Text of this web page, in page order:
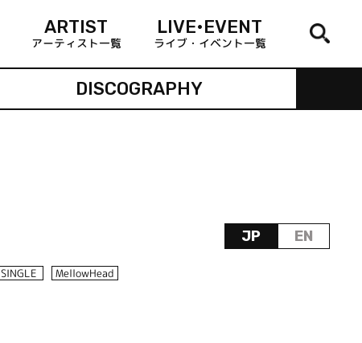
ARTIST
アーティスト一覧
LIVE•EVENT
ライブ・イベント一覧
DISCOGRAPHY
JP EN
SINGLE MellowHead